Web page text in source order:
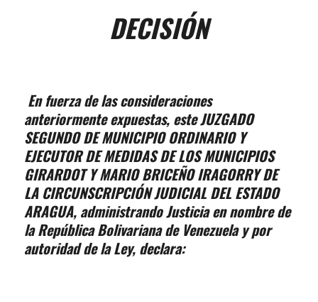
DECISIÓN
En fuerza de las consideraciones
anteriormente expuestas, este JUZGADO
SEGUNDO DE MUNICIPIO ORDINARIO Y
EJECUTOR DE MEDIDAS DE LOS MUNICIPIOS
GIRARDOT Y MARIO BRICEÑO IRAGORRY DE
LA CIRCUNSCRIPCIÓN JUDICIAL DEL ESTADO
ARAGUA, administrando Justicia en nombre de
la República Bolivariana de Venezuela y por
autoridad de la Ley, declara: